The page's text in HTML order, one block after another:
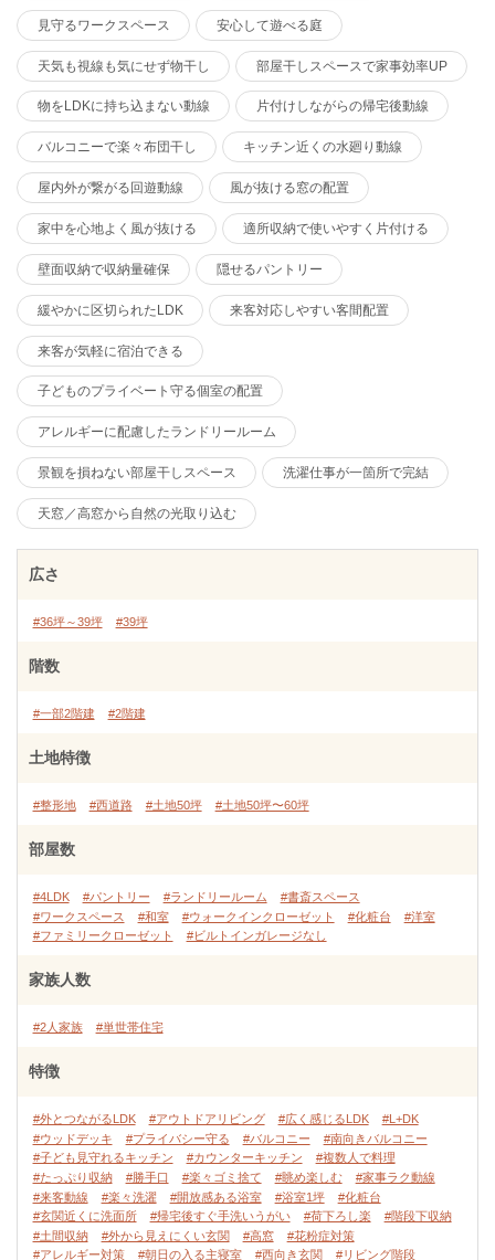
見守るワークスペース 安心して遊べる庭
天気も視線も気にせず物干し 部屋干しスペースで家事効率UP
物をLDKに持ち込まない動線 片付けしながらの帰宅後動線
バルコニーで楽々布団干し キッチン近くの水廻り動線
屋内外が繋がる回遊動線 風が抜ける窓の配置
家中を心地よく風が抜ける 適所収納で使いやすく片付ける
壁面収納で収納量確保 隠せるパントリー
緩やかに区切られたLDK 来客対応しやすい客間配置
来客が気軽に宿泊できる
子どものプライベート守る個室の配置
アレルギーに配慮したランドリールーム
景観を損ねない部屋干しスペース 洗濯仕事が一箇所で完結
天窓／高窓から自然の光取り込む
広さ
#36坪～39坪 #39坪
階数
#一部2階建 #2階建
土地特徴
#整形地 #西道路 #土地50坪 #土地50坪〜60坪
部屋数
#4LDK #パントリー #ランドリールーム
#書斎スペース
#ワークスペース
#和室 #ウォークインクローゼット #化粧台
#洋室
#ファミリークローゼット
#ビルトインガレージなし
家族人数
#2人家族 #単世帯住宅
特徴
#外とつながるLDK #アウトドアリビング #広く感じるLDK
#L+DK
#ウッドデッキ
#プライバシー守る #バルコニー
#南向きバルコニー
#子ども見守れるキッチン
#カウンターキッチン
#複数人で料理
#たっぷり収納
#勝手口 #楽々ゴミ捨て #眺め楽しむ
#家事ラク動線
#来客動線
#楽々洗濯 #開放感ある浴室 #浴室1坪
#化粧台
#玄関近くに洗面所
#帰宅後すぐ手洗いうがい #荷下ろし楽
#階段下収納
#土間収納
#外から見えにくい玄関 #高窓
#花粉症対策
#アレルギー対策
#朝日の入る主寝室 #西向き玄関 #リビング階段